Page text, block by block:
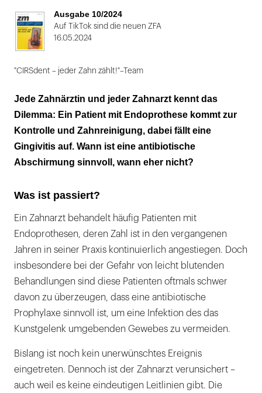
Ausgabe 10/2024
Auf TikTok sind die neuen ZFA
16.05.2024
"CIRSdent – jeder Zahn zählt!"–Team
Jede Zahnärztin und jeder Zahnarzt kennt das
Dilemma: Ein Patient mit Endoprothese kommt zur
Kontrolle und Zahnreinigung, dabei fällt eine
Gingivitis auf. Wann ist eine antibiotische
Abschirmung sinnvoll, wann eher nicht?
Was ist passiert?
Ein Zahnarzt behandelt häufig Patienten mit
Endoprothesen, deren Zahl ist in den vergangenen
Jahren in seiner Praxis kontinuierlich angestiegen. Doch
insbesondere bei der Gefahr von leicht blutenden
Behandlungen sind diese Patienten oftmals schwer
davon zu überzeugen, dass eine antibiotische
Prophylaxe sinnvoll ist, um eine Infektion des das
Kunstgelenk umgebenden Gewebes zu vermeiden.
Bislang ist noch kein unerwünschtes Ereignis
eingetreten. Dennoch ist der Zahnarzt verunsichert –
auch weil es keine eindeutigen Leitlinien gibt. Die